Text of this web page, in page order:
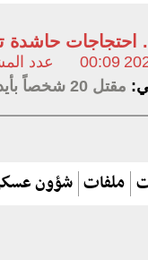
حاشدة
00:09 عدد
مقتل 20 شخصاً بأيدي إرهابيين في شمال غرب نيجيريا